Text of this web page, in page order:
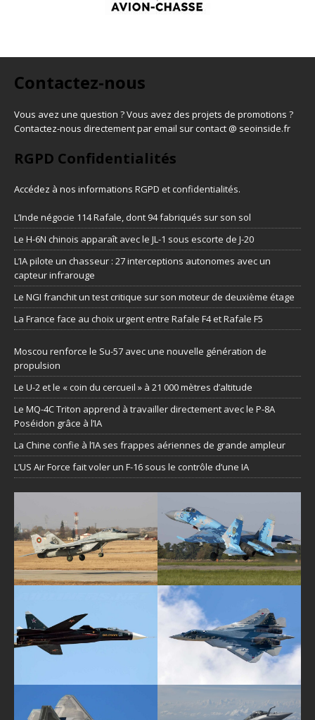
Contactez-nous
Vous avez une question ? Vous avez des projets de promotions ?
Contactez-nous directement par email sur contact @ seoinside.fr
RGPD Confidentialités
Accédez à nos informations RGPD et confidentialités.
L’Inde négocie 114 Rafale, dont 94 fabriqués sur son sol
Le H-6N chinois apparaît avec le JL-1 sous escorte de J-20
L’IA pilote un chasseur : 27 interceptions autonomes avec un
capteur infrarouge
Le NGI franchit un test critique sur son moteur de deuxième étage
La France face au choix urgent entre Rafale F4 et Rafale F5
Moscou renforce le Su-57 avec une nouvelle génération de
propulsion
Le U-2 et le « coin du cercueil » à 21 000 mètres d’altitude
Le MQ-4C Triton apprend à travailler directement avec le P-8A
Poséidon grâce à l’IA
La Chine confie à l’IA ses frappes aériennes de grande ampleur
L’US Air Force fait voler un F-16 sous le contrôle d’une IA